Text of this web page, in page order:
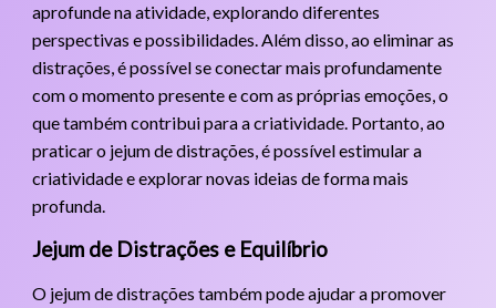
aprofunde na atividade, explorando diferentes
perspectivas e possibilidades. Além disso, ao eliminar as
distrações, é possível se conectar mais profundamente
com o momento presente e com as próprias emoções, o
que também contribui para a criatividade. Portanto, ao
praticar o jejum de distrações, é possível estimular a
criatividade e explorar novas ideias de forma mais
profunda.
Jejum de Distrações e Equilíbrio
O jejum de distrações também pode ajudar a promover